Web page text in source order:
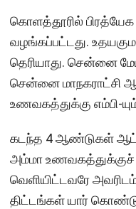
கொளத்தூரில் பிரத்யேக
வழங்கப்பட்டது.
தெரியாது. சென்னை
சென்னை மாநகராட்சி
உணவகத்துக்கு எம்பி-
கடந்த 4 ஆண்டுகள்
அம்மா
வெளியிட்டவரே
திட்டங்கள் யார்